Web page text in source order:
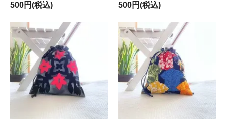
500円(税込)
500円(税込)